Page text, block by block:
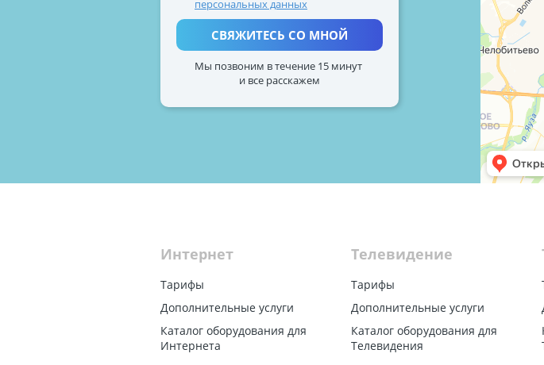
персональных данных
СВЯЖИТЕСЬ СО МНОЙ
Мы позвоним в течение 15 минут
и все расскажем
Интернет
Тарифы
Дополнительные услуги
Каталог оборудования для
Интернета
Телевидение
Тарифы
Дополнительные услуги
Каталог оборудования для
Телевидения